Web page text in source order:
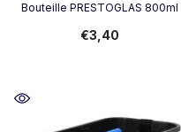
Bouteille PRESTOGLAS 800ml
€3,40